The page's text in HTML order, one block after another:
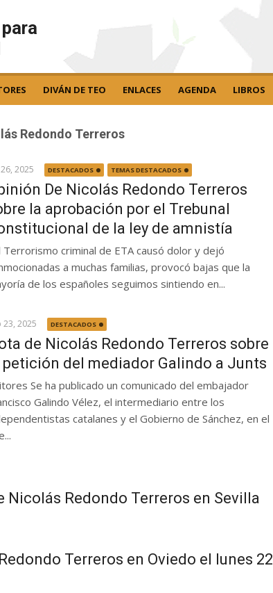
DIVÁN DE TEO ENLACES AGENDA LIBROS
Redondo Terreros
26, 2025 DESTACADOS TEMAS DESTACADOS
De Nicolás Redondo Terreros
la aprobación por el Trebunal
de la ley de amnistía
Terrorismo criminal de ETA causó dolor y dejó
a muchas familias, provocó bajas que la
de los españoles seguimos sintiendo en...
23, 2025 DESTACADOS
de Nicolás Redondo Terreros sobre
petición del mediador Galindo a Junts
Se ha publicado un comunicado del embajador
Galindo Vélez, el intermediario entre los
catalanes y el Gobierno de Sánchez, en el
Nicolás Redondo Terreros en Sevilla
Terreros en Oviedo el lunes 22